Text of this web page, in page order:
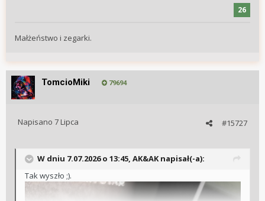
26
Małżeństwo i zegarki.
TomcioMiki 79694
#15727
Napisano 7 Lipca
W dniu 7.07.2026 o 13:45, AK&AKnapisał(-a):
Tak wyszło ;).